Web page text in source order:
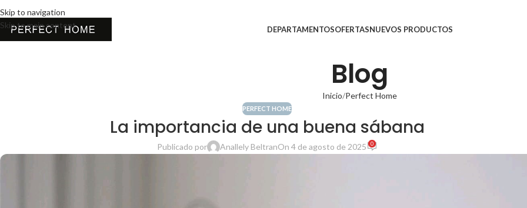
Skip to navigation
Skip to main content
DEPARTAMENTOSOFERTASNUEVOS PRODUCTOS
Blog
Inicio Perfect Home
PERFECT HOME
La importancia de una buena sábana
Publicado por Anallely BeltranOn 4 de agosto de 2025 0